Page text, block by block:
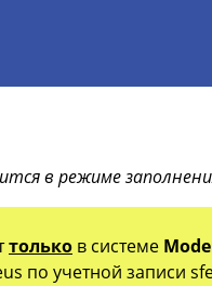
в режиме
только в системе
по учетной записи